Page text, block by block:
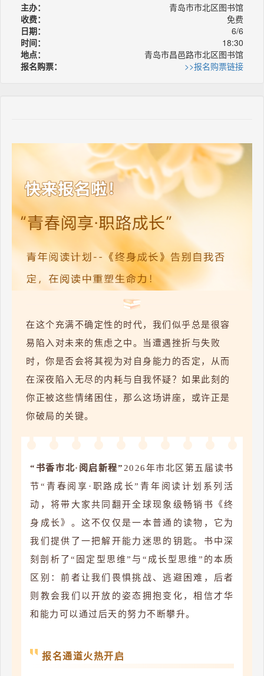
主办：
青岛市市北区图书馆
收费：
免费
日期：
6/6
时间：
18:30
地点：
青岛市昌邑路市北区图书馆
报名购票：
>>报名购票链接
在这个充满不确定性的时代，我们似乎总是很容
易陷入对未来的焦虑之中。当遭遇挫折与失败
时，你是否会将其视为对自身能力的否定，从而
在深夜陷入无尽的内耗与自我怀疑？如果此刻的
你正被这些情绪困住，那么这场讲座，或许正是
你破局的关键。
“ 书香市北·阅启新程” 2026年市北区第五届读书
节“青春阅享·职路成长”青年阅读计划系列活
动，将带大家共同翻开全球现象级畅销书《终
身成长》。这不仅仅是一本普通的读物，它为
我们提供了一把解开能力迷思的钥匙。书中深
刻剖析了“固定型思维”与“成长型思维”的本质
区别：前者让我们畏惧挑战、逃避困难，后者
则教会我们以开放的姿态拥抱变化，相信才华
和能力可以通过后天的努力不断攀升。
报名通道火热开启